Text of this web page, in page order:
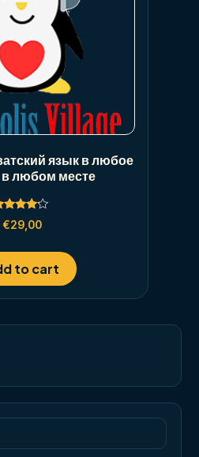
язык в любое
любом месте
Rated
4.00
€29,00
to cart